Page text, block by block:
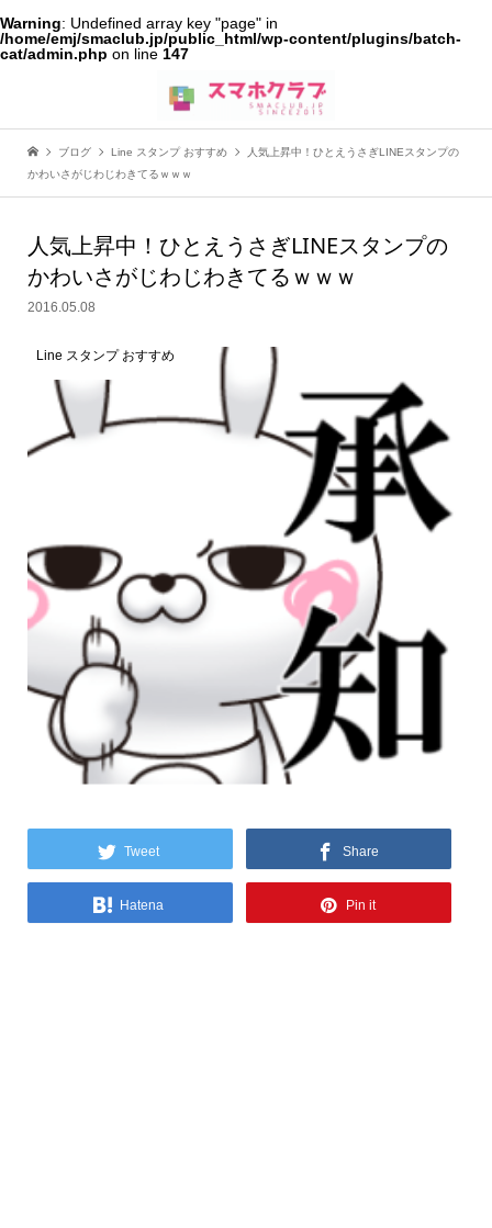
Warning: Undefined array key "page" in
/home/emj/smaclub.jp/public_html/wp-content/plugins/batch-
cat/admin.php on line 147
ブログ Line スタンプ おすすめ
人気上昇中！ひとえうさぎLINEスタンプの
かわいさがじわじわきてるｗｗｗ
人気上昇中！ひとえうさぎLINEスタンプの
かわいさがじわじわきてるｗｗｗ
2016.05.08
Line スタンプ おすすめ
Tweet Share
Hatena Pin it